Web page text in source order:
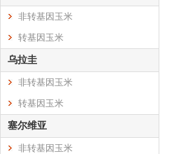
非转基因玉米
转基因玉米
乌拉圭
非转基因玉米
转基因玉米
塞尔维亚
非转基因玉米